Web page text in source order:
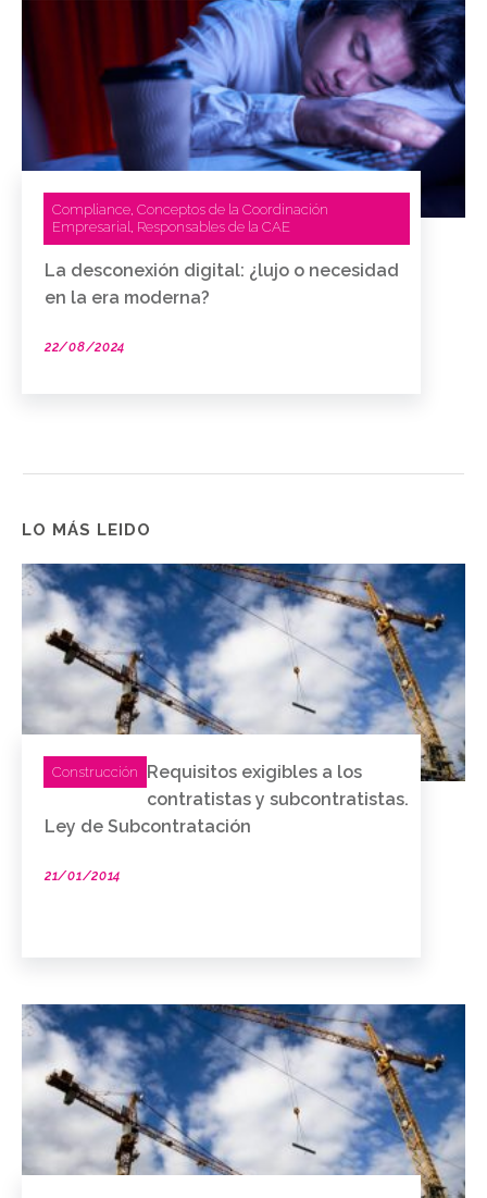
Compliance, Conceptos de la Coordinación
Empresarial , Responsables de la CAE
La desconexión digital: ¿lujo o necesidad
en la era moderna?
22/08/2024
LO MÁS LEIDO
Construcción
Requisitos exigibles a los
contratistas y subcontratistas.
Ley de Subcontratación
21/01/2014